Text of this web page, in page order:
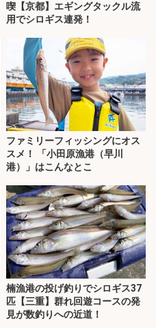
喫【京都】エギングタックル流
用でシロギス連発！
ファミリーフィッシングにオス
スメ！ 「小田原漁港（早川
港）」はこんなとこ
楠漁港の投げ釣りでシロギス37
匹【三重】群れ回遊コースの発
見が数釣りへの近道！